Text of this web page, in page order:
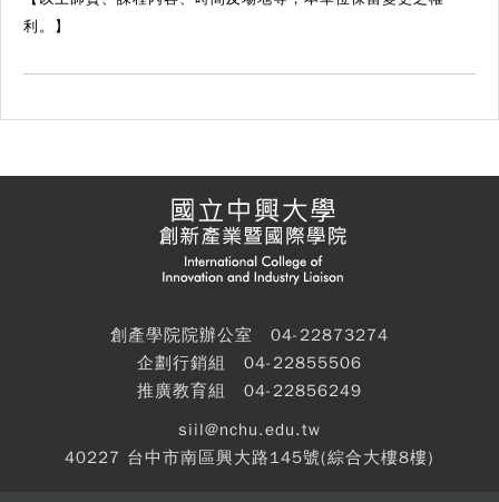
利。】
創產學院院辦公室 04-22873274
企劃行銷組 04-22855506
推廣教育組 04-22856249
siil@nchu.edu.tw
40227 台中市南區興大路145號(綜合大樓8樓)